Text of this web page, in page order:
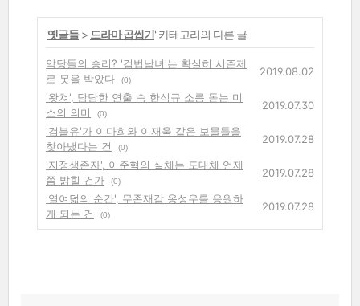
'옛글들> 드라마 곱씹기' 카테고리의 다른 글
악당들의 승리? '검법남녀'는 확실히 시즌제
로 못을 박았다
(0)
2019.08.02
'왓쳐', 담담한 연출 속 한석규 소름 돋는 미
소의 의미
(0)
2019.07.30
'검블유'가 이다희와 이재욱 같은 보물들을
찾아냈다는 건
(0)
2019.07.28
'지정생존자', 이준혁의 실체는 도대체 언제
쯤 밝힐 건가
(0)
2019.07.28
'열여덟의 순간', 무존재감 옹성우를 응원하
게 되는 건
(0)
2019.07.28